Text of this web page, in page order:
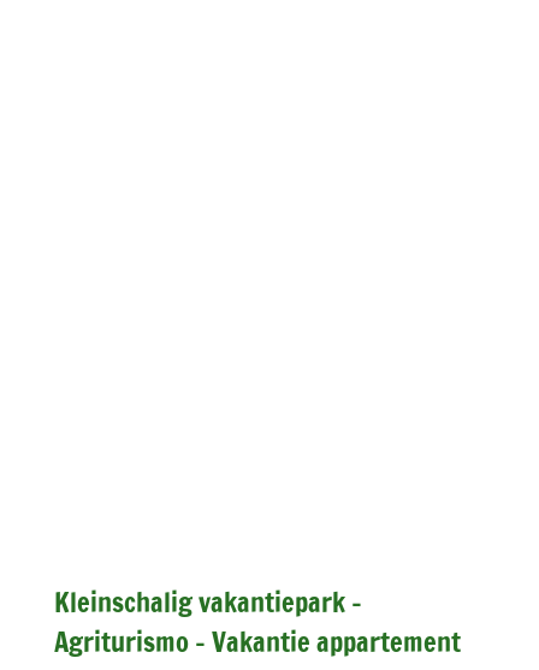
Kleinschalig vakantiepark -
Agriturismo - Vakantie appartement